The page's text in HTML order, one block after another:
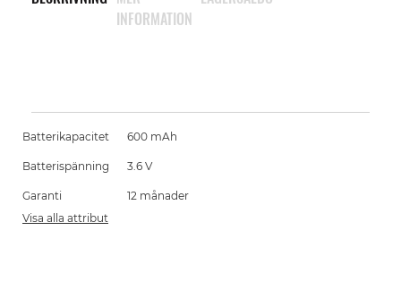
INFORMATION
Batterikapacitet 600 mAh
Batterispänning 3.6 V
Garanti
12 månader
Visa alla attribut